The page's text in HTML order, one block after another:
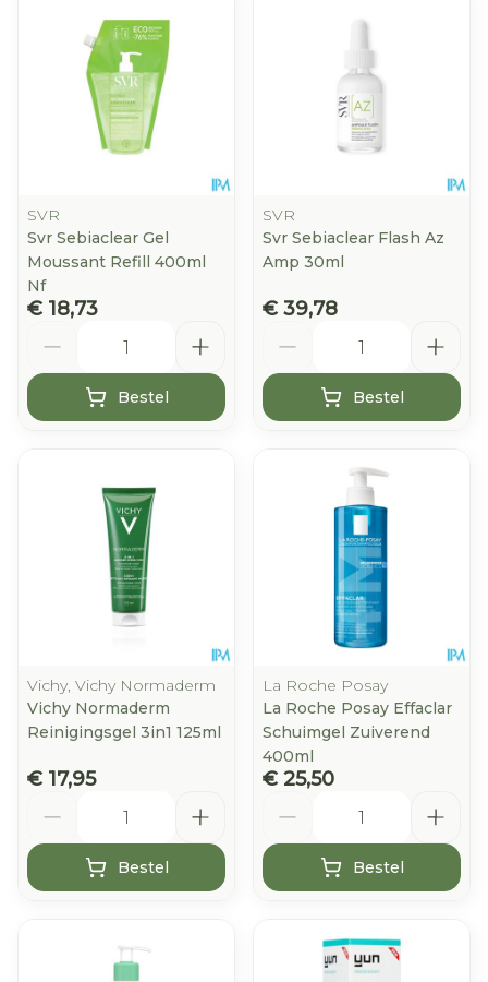
SVR
Svr Sebiaclear Gel
Moussant Refill 400ml
Nf
€ 18,73
Bestel
SVR
Svr Sebiaclear Flash Az
Amp 30ml
€ 39,78
Bestel
Vichy, Vichy Normaderm
Vichy Normaderm
Reinigingsgel 3in1 125ml
€ 17,95
Bestel
La Roche Posay
La Roche Posay Effaclar
Schuimgel Zuiverend
400ml
€ 25,50
Bestel